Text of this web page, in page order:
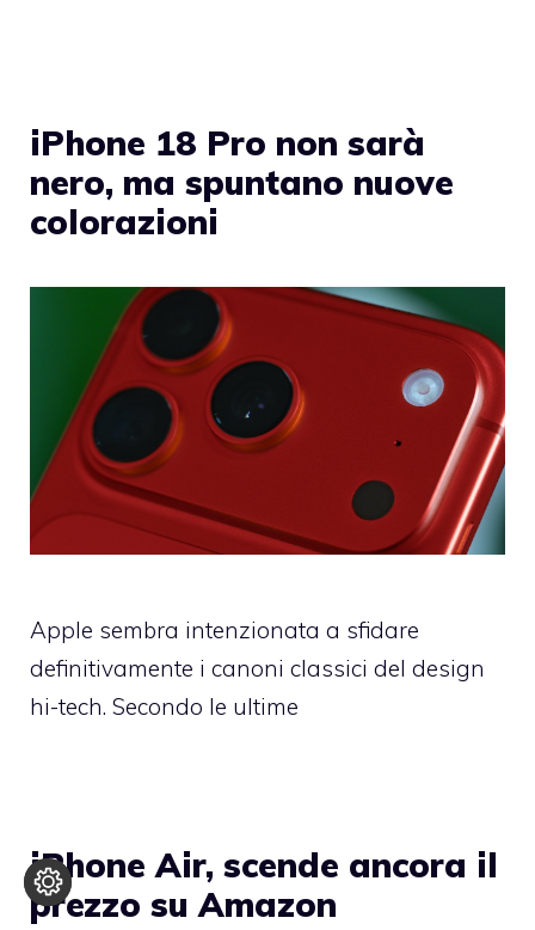
iPhone 18 Pro non sarà
nero, ma spuntano nuove
colorazioni
Apple sembra intenzionata a sfidare
definitivamente i canoni classici del design
hi-tech. Secondo le ultime
iPhone Air, scende ancora il
prezzo su Amazon